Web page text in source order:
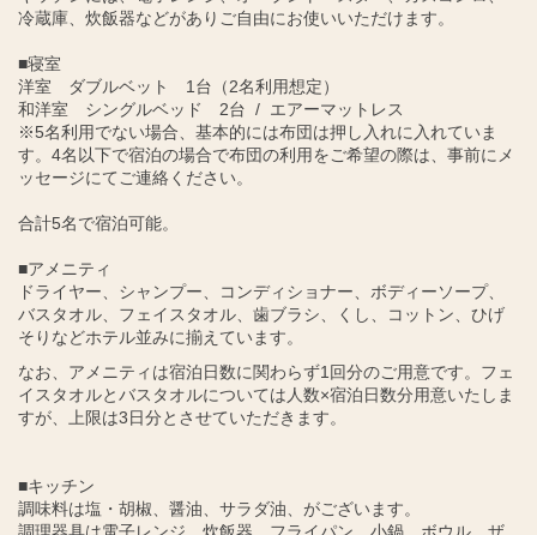
冷蔵庫、炊飯器などがありご自由にお使いいただけます。
■寝室
洋室 ダブルベット 1台（2名利用想定）
和洋室 シングルベッド 2台 / エアーマットレス
※5名利用でない場合、基本的には布団は押し入れに入れていま
す。4名以下で宿泊の場合で布団の利用をご希望の際は、事前にメ
ッセージにてご連絡ください。
合計5名で宿泊可能。
■アメニティ
ドライヤー、シャンプー、コンディショナー、ボディーソープ、
バスタオル、フェイスタオル、歯ブラシ、くし、コットン、ひげ
そりなどホテル並みに揃えています。
なお、アメニティは宿泊日数に関わらず1回分のご用意です。フェ
イスタオルとバスタオルについては人数×宿泊日数分用意いたしま
すが、上限は3日分とさせていただきます。
■キッチン
調味料は塩・胡椒、醤油、サラダ油、がございます。
調理器具は電子レンジ、炊飯器、フライパン、小鍋、ボウル、ザ